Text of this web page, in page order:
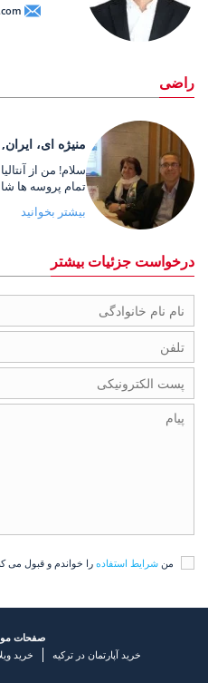
راضی
منیژه ای،
سلام! من از
تمام پروسه ها
بیشتر بخوانید
درخواست جزئیات بیشتر
من شرایط استفادهرا خواندم و قبول می
صفحات
خرید آپارتمان در ترکیه
خرید